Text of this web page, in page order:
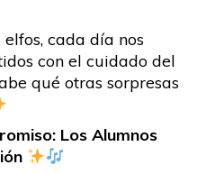
cada día nos
con el cuidado del
qué otras sorpresas
Los Alumnos